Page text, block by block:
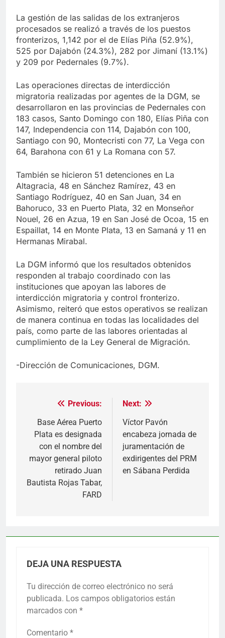
La gestión de las salidas de los extranjeros
procesados se realizó a través de los puestos
fronterizos, 1,142 por el de Elías Piña (52.9%),
525 por Dajabón (24.3%), 282 por Jimaní (13.1%)
y 209 por Pedernales (9.7%).
Las operaciones directas de interdicción
migratoria realizadas por agentes de la DGM, se
desarrollaron en las provincias de Pedernales con
183 casos, Santo Domingo con 180, Elías Piña con
147, Independencia con 114, Dajabón con 100,
Santiago con 90, Montecristi con 77, La Vega con
64, Barahona con 61 y La Romana con 57.
También se hicieron 51 detenciones en La
Altagracia, 48 en Sánchez Ramírez, 43 en
Santiago Rodríguez, 40 en San Juan, 34 en
Bahoruco, 33 en Puerto Plata, 32 en Monseñor
Nouel, 26 en Azua, 19 en San José de Ocoa, 15 en
Espaillat, 14 en Monte Plata, 13 en Samaná y 11 en
Hermanas Mirabal.
La DGM informó que los resultados obtenidos
responden al trabajo coordinado con las
instituciones que apoyan las labores de
interdicción migratoria y control fronterizo.
Asimismo, reiteró que estos operativos se realizan
de manera continua en todas las localidades del
país, como parte de las labores orientadas al
cumplimiento de la Ley General de Migración.
-Dirección de Comunicaciones, DGM.
Navegación
de
entradas
Previous:
Base Aérea Puerto
Plata es designada
con el nombre del
mayor general piloto
retirado Juan
Bautista Rojas Tabar,
FARD
Next:
Víctor Pavón
encabeza jornada de
juramentación de
exdirigentes del PRM
en Sábana Perdida
DEJA UNA RESPUESTA
Tu dirección de correo electrónico no será
publicada. Los campos obligatorios están
marcados con *
Comentario *